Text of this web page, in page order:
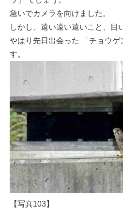
急いでカメラを向けました。
しかし、遠い遠い遠いこと、目
やはり先日出会った 「チョウ
す。
【写真103】